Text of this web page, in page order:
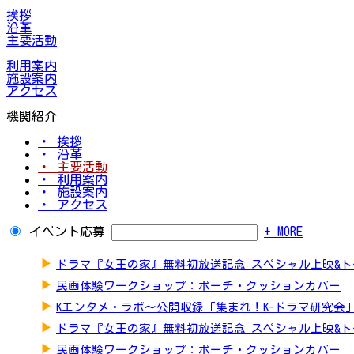
挨拶
沿革
主要活動
利用案内
施設案内
アクセス
機関紹介
・ 挨拶
・ 沿革
・ 主要活動
・ 利用案内
・ 施設案内
・ アクセス
イベント応募 + MORE
▶ ドラマ『女王の家』無料初放送記念 スペシャル上映&
▶ 民画体験ワークショップ：ポーチ・クッションカバー
▶ Kエンタメ・ラボ～公開収録「集まれ！K-ドラマ研究会」
▶ ドラマ『女王の家』無料初放送記念 スペシャル上映&
▶ 民画体験ワークショップ：ポーチ・クッションカバー